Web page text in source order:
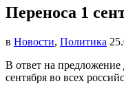
Переноса 1
в Новости, Политика
В ответ на предложение
сентября во всех